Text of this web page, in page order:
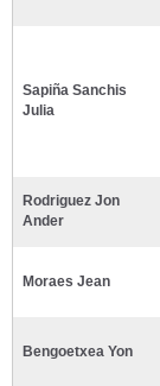
Sapiña Sanchis
Julia
Rodriguez Jon
Ander
Moraes Jean
Bengoetxea Yon